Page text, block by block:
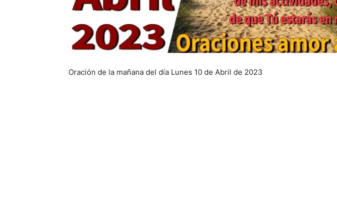
Oración de la mañana del día Lunes 10 de Abril de 2023